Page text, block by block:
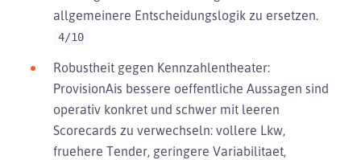
allgemeinere Entscheidungslogik zu ersetzen.
4/10
Robustheit gegen Kennzahlentheater:
ProvisionAis bessere oeffentliche Aussagen sind
operativ konkret und schwer mit leeren
Scorecards zu verwechseln: vollere Lkw,
fruehere Tender, geringere Variabilitaet,